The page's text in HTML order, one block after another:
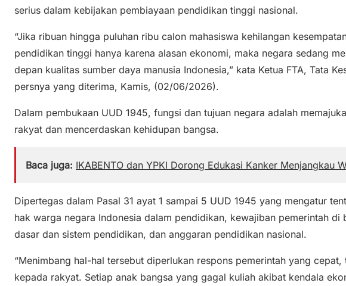
serius dalam kebijakan pembiayaan pendidikan tinggi nasional.
“Jika ribuan hingga puluhan ribu calon mahasiswa kehilangan
pendidikan tinggi hanya karena alasan ekonomi, maka negara sedang
depan kualitas sumber daya manusia Indonesia,” kata Ketua FTA, Tata
persnya yang diterima, Kamis, (02/06/2026).
Dalam pembukaan UUD 1945, fungsi dan tujuan negara adalah
rakyat dan mencerdaskan kehidupan bangsa.
Baca juga: IKABENTO dan YPKI Dorong Edukasi Kanker Menjangkau
Dipertegas dalam Pasal 31 ayat 1 sampai 5 UUD 1945 yang mengatur
hak warga negara Indonesia dalam pendidikan, kewajiban pemerintah di
dasar dan sistem pendidikan, dan anggaran pendidikan nasional.
“Menimbang hal-hal tersebut diperlukan respons pemerintah yang
kepada rakyat. Setiap anak bangsa yang gagal kuliah akibat kendala